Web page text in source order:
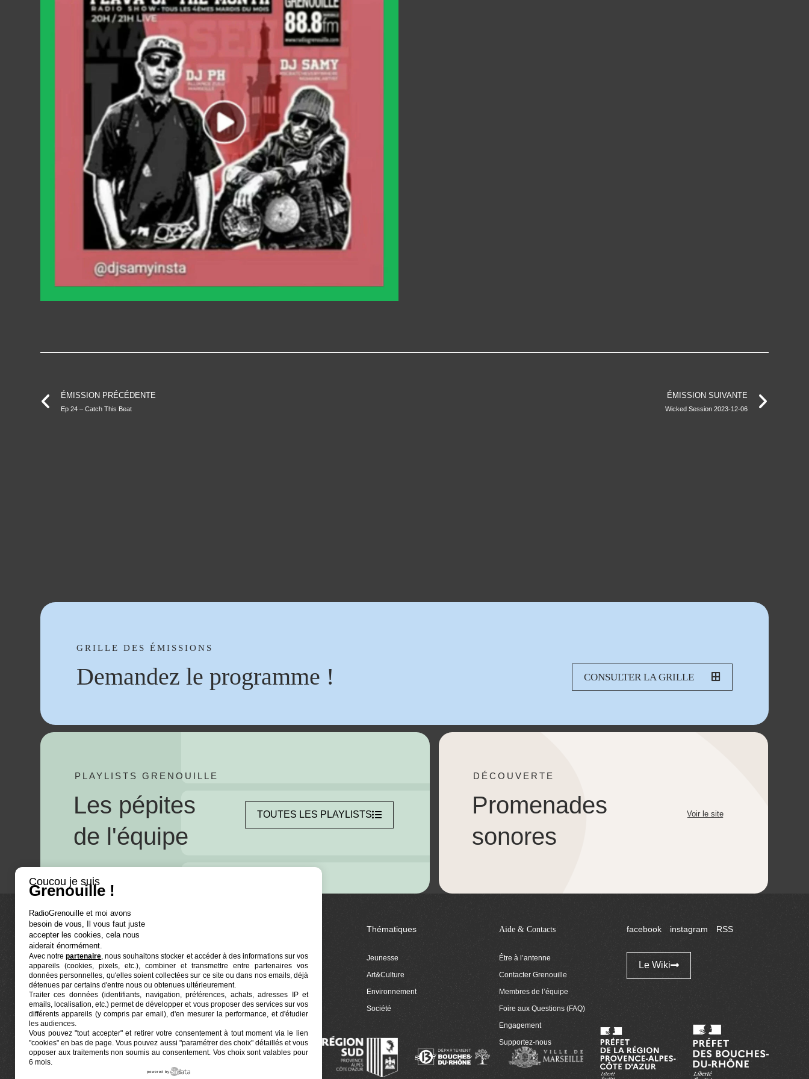
ÉMISSION PRÉCÉDENTE
Ep 24 – Catch This Beat
ÉMISSION SUIVANTE
Wicked Session 2023-12-06
GRILLE DES ÉMISSIONS
Demandez le programme ! CONSULTER LA GRILLE
PLAYLISTS GRENOUILLE
Les pépites
de l'équipe
TOUTES LES PLAYLISTS
DÉCOUVERTE
Promenades
sonores
Voir le site
Euphonia est le partenaire producteur de Radio
Grenouille, radio associative marseillaise.
Locaux situés à la Friche Belle de Mai
41, rue Jobin — 13003 Marseille
Ré-écouter
Actualités
Programmation
Grenouille Euphonia
Thématiques
Jeunesse
Art&Culture
Environnement
Société
Aide & Contacts
Être à l’antenne
Contacter Grenouille
Membres de l’équipe
Foire aux Questions (FAQ)
Engagement
Supportez-nous
facebook instagram RSS
Le Wiki
Coucou je suis
Grenouille !
RadioGrenouille et moi avons
besoin de vous, Il vous faut juste
accepter les cookies, cela nous
aiderait énormément.
Avec notrepartenaire, nous souhaitons stocker et accéder à des informations sur vos
appareils (cookies, pixels, etc.), combiner et transmettre entre partenaires vos
données personnelles, qu'elles soient collectées sur ce site ou dans nos emails, déjà
détenues par certains d'entre nous ou obtenues ultérieurement.
Traiter ces données (identifiants, navigation, préférences, achats, adresses IP et
emails, localisation, etc.) permet de développer et vous proposer des services sur vos
différents appareils (y compris par email), d'en mesurer la performance, et d'étudier
les audiences.
Vous pouvez "tout accepter" et retirer votre consentement à tout moment via le lien
"cookies" en bas de page. Vous pouvez aussi "paramétrer des choix" détaillés et vous
opposer aux traitements non soumis au consentement. Vos choix sont valables pour
6 mois.
powered by